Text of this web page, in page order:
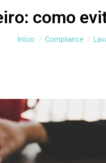
como
Você está aqui:
Início Compliance